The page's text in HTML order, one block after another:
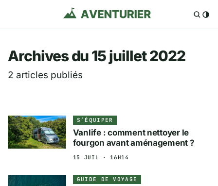
Aventurier.fr —
Archives du 15 juillet 2022
2 articles publiés
S’ÉQUIPER
Vanlife : comment nettoyer le
fourgon avant aménagement ?
15 JUIL · 16H14
GUIDE DE VOYAGE